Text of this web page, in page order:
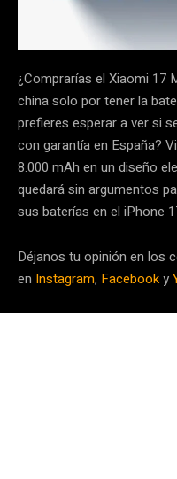
¿Comprarías el Xiaomi 17
china solo por tener la
prefieres esperar a ver si
con garantía en España?
8.000 mAh en un diseño
quedará sin argumentos
sus baterías en el iPhone
Déjanos tu opinión en los
en Instagram, Facebooky